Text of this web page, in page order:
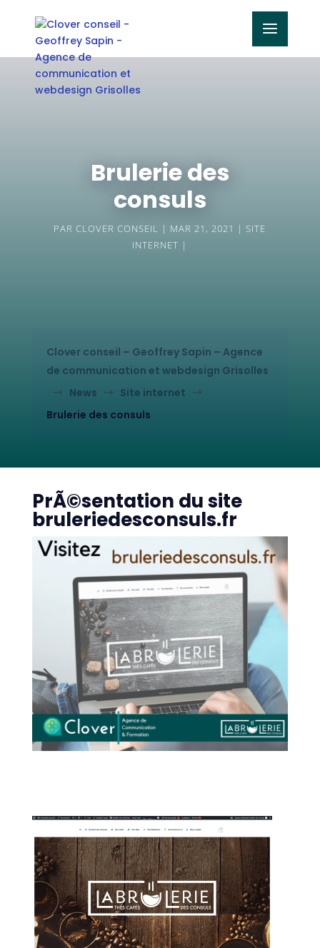
Brulerie des
consuls
PAR CLOVER CONSEIL MAR 21, 2021
SITE
INTERNET
Clover conseil – Geoffrey Sapin – Agence
de communication et webdesign Grisolles
$ News $ Site internet $
Brulerie des consuls
PrÃ©sentation du site
bruleriedesconsuls.fr